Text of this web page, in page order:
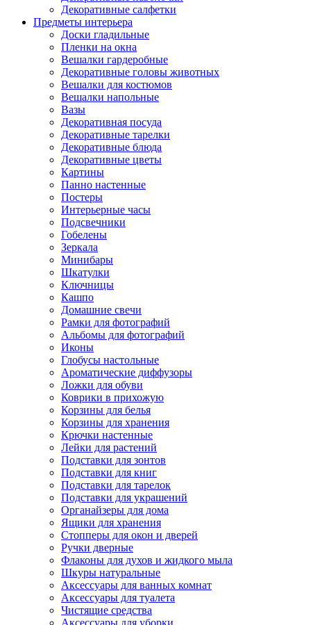
Декоративные салфетки
Предметы интерьера
Доски гладильные
Пленки на окна
Вешалки гардеробные
Декоративные головы животных
Вешалки для костюмов
Вешалки напольные
Вазы
Декоративная посуда
Декоративные тарелки
Декоративные блюда
Декоративные цветы
Картины
Панно настенные
Постеры
Интерьерные часы
Подсвечники
Гобелены
Зеркала
Минибары
Шкатулки
Ключницы
Кашпо
Домашние свечи
Рамки для фотографий
Альбомы для фотографий
Иконы
Глобусы настольные
Ароматические диффузоры
Ложки для обуви
Коврики в прихожую
Корзины для белья
Корзины для хранения
Крючки настенные
Лейки для растений
Подставки для зонтов
Подставки для книг
Подставки для тарелок
Подставки для украшений
Органайзеры для дома
Ящики для хранения
Стопперы для окон и дверей
Ручки дверные
Флаконы для духов и жидкого мыла
Шкуры натуральные
Аксессуары для ванных комнат
Аксессуары для туалета
Чистящие средства
Аксессуары для уборки